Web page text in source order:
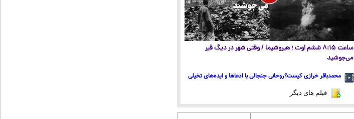
ساعت ۸:۱۵ ششم اوت ؛ هیروشیما / وقتی شهر در دیگ قیر
می‌جوشید
محمدباقر خرازی کیست؟روحانی جنجالی با ادعاها و ایده‌های تخیلی
فیلم های دیگر